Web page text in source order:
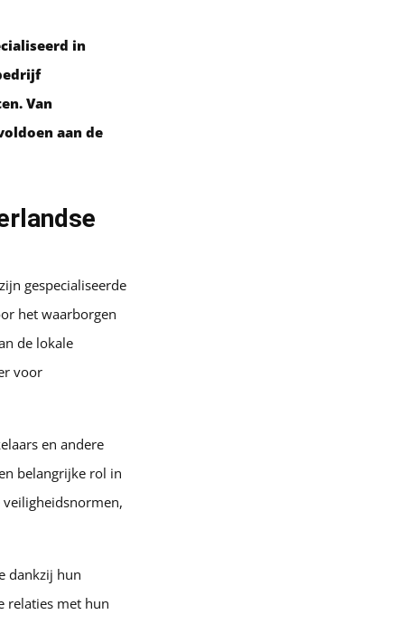
in
Van
aan de
gespecialiseerde
het waarborgen
de lokale
voor
en andere
belangrijke rol in
dankzij hun
relaties met hun